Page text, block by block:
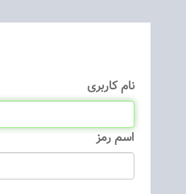
نام كاربری
اسم رمز